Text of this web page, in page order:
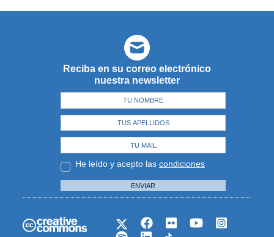
Reciba en su correo electrónico
nuestra newsletter
He leído y acepto las condiciones
ENVIAR